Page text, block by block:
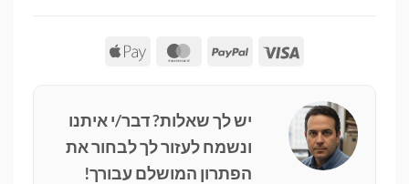
Visa
PayPal
MasterCard
Apple
יש לך שאלות? דבר/י איתנו
ונשמח לעזור לך לבחור את
הפתרון המושלם עבורך!